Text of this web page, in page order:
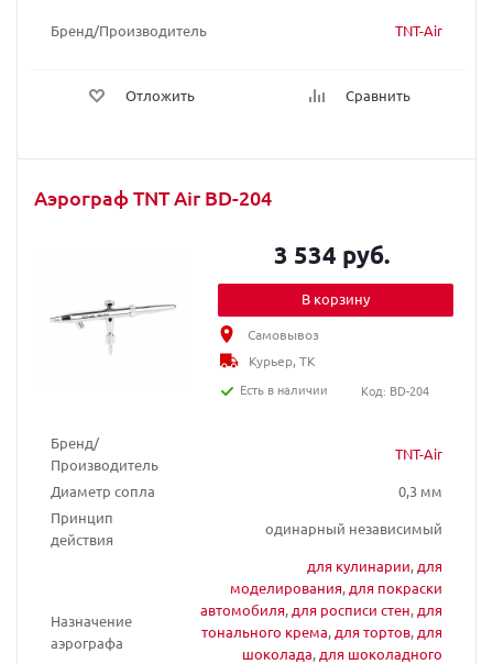
Бренд/Производитель TNT-Air
Отложить Сравнить
Аэрограф TNT Air BD-204
Бренд/
Производитель
TNT-Air
Диаметр сопла
0,3 мм
Принцип
действия
одинарный независимый
Назначение
аэрографа
для кулинарии, для
моделирования, для покраски
автомобиля, для росписи стен, для
тонального крема, для тортов, для
шоколада, для шоколадного
3 534 руб.
В корзину
Самовывоз
Курьер, ТК
Есть в наличии
Код: BD-204